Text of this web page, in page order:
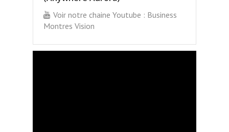
Voir notre chaine Youtube : Business
Montres Vision